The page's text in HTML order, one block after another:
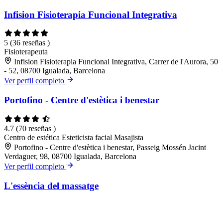
Infision Fisioterapia Funcional Integrativa
5 (36 reseñas )
Fisioterapeuta
Infision Fisioterapia Funcional Integrativa, Carrer de l'Aurora, 50
- 52, 08700 Igualada, Barcelona
Ver perfil completo
Portofino - Centre d'estètica i benestar
4.7 (70 reseñas )
Centro de estética Esteticista facial Masajista
Portofino - Centre d'estètica i benestar, Passeig Mossén Jacint
Verdaguer, 98, 08700 Igualada, Barcelona
Ver perfil completo
L'essència del massatge